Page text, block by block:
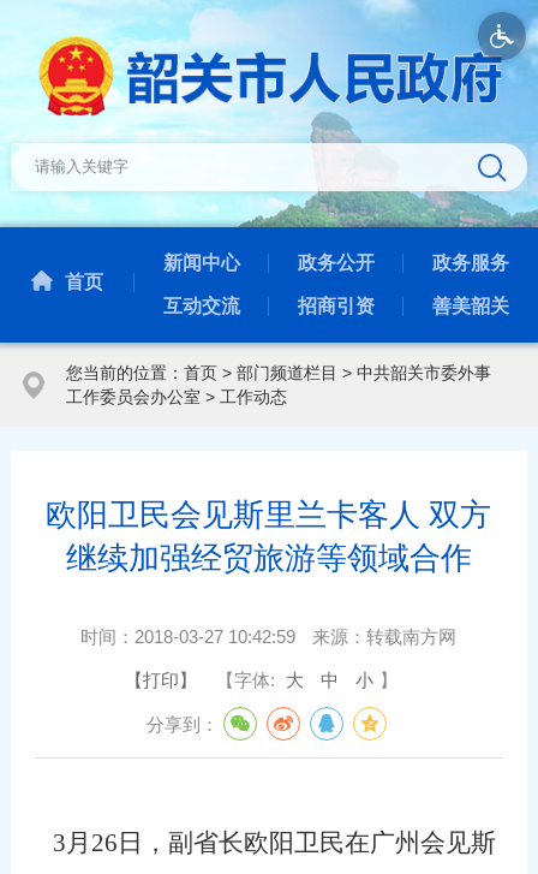
首页
新闻中心 政务公开 政务服务
互动交流 招商引资 善美韶关
您当前的位置： 首页> 部门频道栏目 > 中共韶关市委外事
工作委员会办公室 > 工作动态
欧阳卫民会见斯里兰卡客人 双方
继续加强经贸旅游等领域合作
时间： 2018-03-27 10:42:59 来源：转载南方网
【打印】 【字体: 大 中 小 】
分享到：
3 月 26 日，副省长欧阳卫民在广州会见斯